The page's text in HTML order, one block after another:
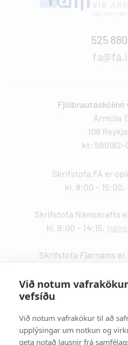
Við notum
vefsíðu
Við notum vafrakökur til að
upplýsingar um notkun og
geta notað lausnir frá
525
Fjölbrautaskólinn
Ármúla
108
kt: 590182-
Skrifstofa FÁ er
kl. 8:00 - 15:00.
Skrifstofa Námskrafts
kl. 8:00 - 14:15.
Skrifstofa Fjarnáms er